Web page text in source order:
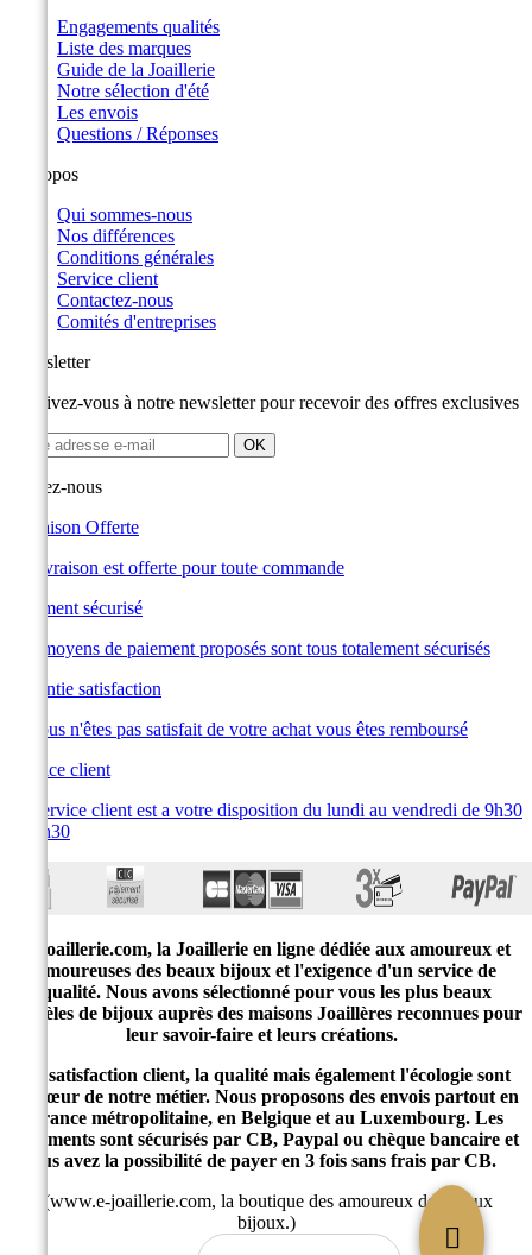
Engagements qualités
Liste des marques
Guide de la Joaillerie
Notre sélection d'été
Les envois
Questions / Réponses
A propos
Qui sommes-nous
Nos différences
Conditions générales
Service client
Contactez-nous
Comités d'entreprises
Newsletter
Inscrivez-vous à notre newsletter pour recevoir des offres exclusives
Suivez-nous
Livraison Offerte
La livraison est offerte pour toute commande
Paiement sécurisé
Les moyens de paiement proposés sont tous totalement sécurisés
Garantie satisfaction
Si vous n'êtes pas satisfait de votre achat vous êtes remboursé
Service client
Le service client est a votre disposition du lundi au vendredi de 9h30
à 19h30
E-joaillerie.com, la Joaillerie en ligne dédiée aux amoureux et
amoureuses des beaux bijoux et l'exigence d'un service de
qualité. Nous avons sélectionné pour vous les plus beaux
modèles de bijoux auprès des maisons Joaillères reconnues pour
leur savoir-faire et leurs créations.
La satisfaction client, la qualité mais également l'écologie sont
au cœur de notre métier. Nous proposons des envois partout en
France métropolitaine, en Belgique et au Luxembourg. Les
paiements sont sécurisés par CB, Paypal ou chèque bancaire et
vous avez la possibilité de payer en 3 fois sans frais par CB.
(www.e-joaillerie.com, la boutique des amoureux des beaux
bijoux.)